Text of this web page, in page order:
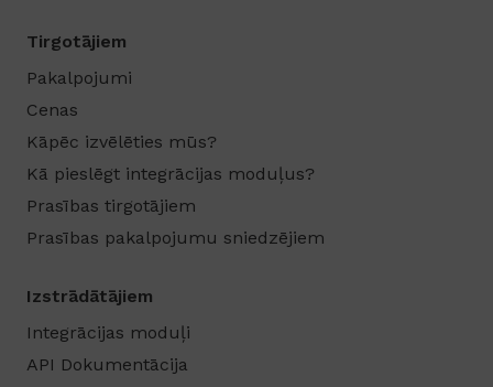
Tirgotājiem
Pakalpojumi
Cenas
Kāpēc izvēlēties mūs?
Kā pieslēgt integrācijas moduļus?
Prasības tirgotājiem
Prasības pakalpojumu sniedzējiem
Izstrādātājiem
Integrācijas moduļi
API Dokumentācija